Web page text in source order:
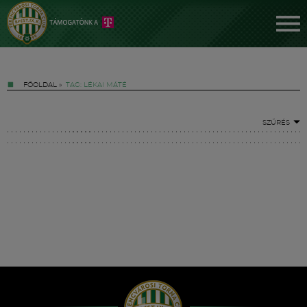
FŐOLDAL » TAG: LÉKAI MÁTÉ
SZŰRÉS
Hírek